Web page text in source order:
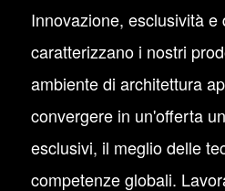
Innovazione, esclusività e
caratterizzano i nostri
ambiente di architettura
convergere in un'offerta
esclusivi, il meglio delle
competenze globali.